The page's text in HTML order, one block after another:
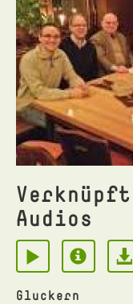
Audios
Gluckern